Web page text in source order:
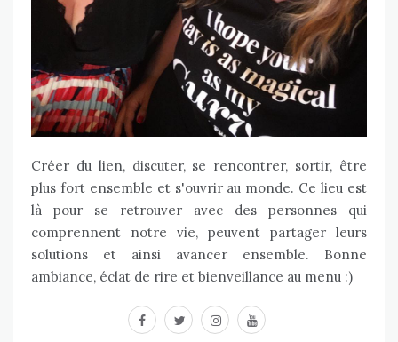
Créer du lien, discuter, se rencontrer, sortir, être
plus fort ensemble et s'ouvrir au monde. Ce lieu est
là pour se retrouver avec des personnes qui
comprennent notre vie, peuvent partager leurs
solutions et ainsi avancer ensemble. Bonne
ambiance, éclat de rire et bienveillance au menu :)
facebooktwitterinstagram
youtube